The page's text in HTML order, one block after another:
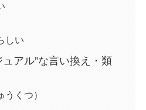
しい
アル”な言い換え・類
くつ）